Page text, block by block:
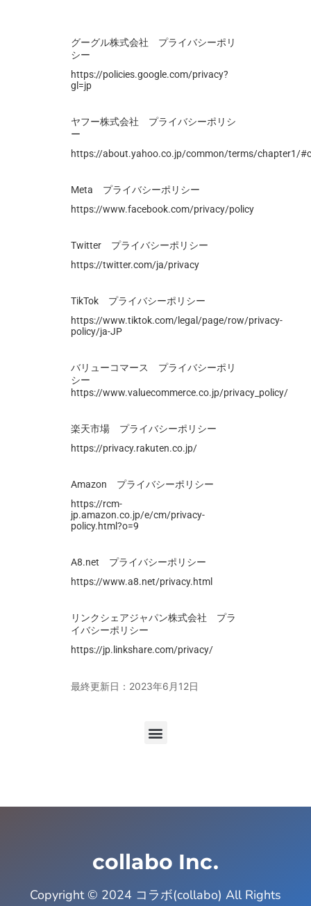
グーグル株式会社 プライバシーポリ
シー
https://policies.google.com/privacy?
gl=jp
ヤフー株式会社 プライバシーポリシ
ー
https://about.yahoo.co.jp/common/terms/chapter1/
Meta プライバシーポリシー
https://www.facebook.com/privacy/policy
Twitter プライバシーポリシー
https://twitter.com/ja/privacy
TikTok プライバシーポリシー
https://www.tiktok.com/legal/page/row/privacy-
policy/ja-JP
バリューコマース プライバシーポリ
シー
https://www.valuecommerce.co.jp/privacy_policy/
楽天市場 プライバシーポリシー
https://privacy.rakuten.co.jp/
Amazon プライバシーポリシー
https://rcm-
jp.amazon.co.jp/e/cm/privacy-
policy.html?o=9
A8.net プライバシーポリシー
https://www.a8.net/privacy.html
リンクシェアジャパン株式会社 プラ
イバシーポリシー
https://jp.linkshare.com/privacy/
最終更新日：2023年6月12日
collabo Inc.
Copyright © 2024 コラボ(collabo) All Rights